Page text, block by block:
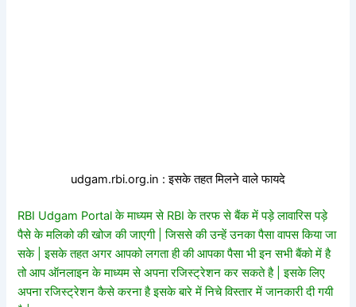
udgam.rbi.org.in : इसके तहत मिलने वाले फायदे
RBI Udgam Portal के माध्यम से RBI के तरफ से बैंक में पड़े लावारिस पड़े
पैसे के मलिको की खोज की जाएगी | जिससे की उन्हें उनका पैसा वापस किया जा
सके | इसके तहत अगर आपको लगता ही की आपका पैसा भी इन सभी बैंको में है
तो आप ऑनलाइन के माध्यम से अपना रजिस्ट्रेशन कर सकते है | इसके लिए
अपना रजिस्ट्रेशन कैसे करना है इसके बारे में निचे विस्तार में जानकारी दी गयी